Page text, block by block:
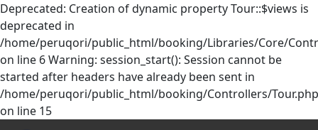
Deprecated: Creation of dynamic property Tour::$views is
deprecated in
/home/peruqori/public_html/booking/Libraries/Core/
on line 6 Warning: session_start(): Session cannot be
started after headers have already been sent in
/home/peruqori/public_html/booking/Controllers/Tour.php
on line 15